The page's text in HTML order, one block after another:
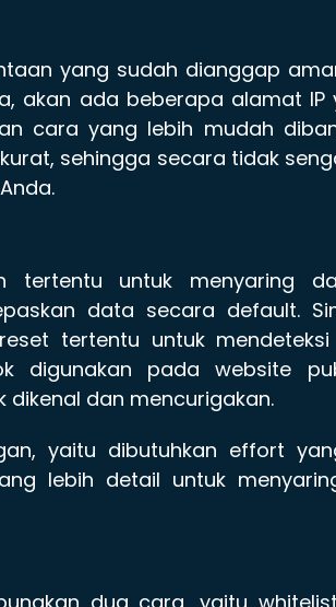
yang sudah dianggap
akan ada beberapa alamat
cara yang lebih mudah
sehingga secara tidak
tertentu untuk menyaring
data secara default.
tertentu untuk
digunakan pada website
dan mencurigakan.
yaitu dibutuhkan effort
lebih detail untuk